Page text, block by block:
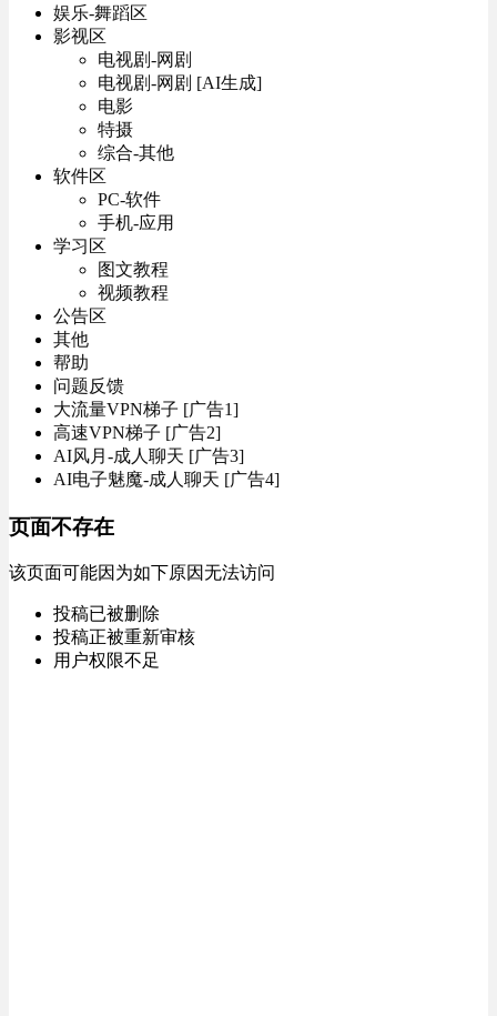
娱乐-舞蹈区
影视区
电视剧-网剧
电视剧-网剧 [AI生成]
电影
特摄
综合-其他
软件区
PC-软件
手机-应用
学习区
图文教程
视频教程
公告区
其他
帮助
问题反馈
大流量VPN梯子 [广告1]
高速VPN梯子 [广告2]
AI风月-成人聊天 [广告3]
AI电子魅魔-成人聊天 [广告4]
页面不存在
该页面可能因为如下原因无法访问
投稿已被删除
投稿正被重新审核
用户权限不足